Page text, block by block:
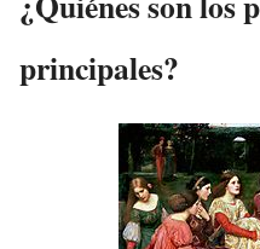
principales?